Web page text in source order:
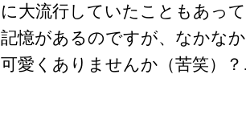
に大流行していたこともあっ
記憶があるのですが、なかな
可愛くありませんか（苦笑）